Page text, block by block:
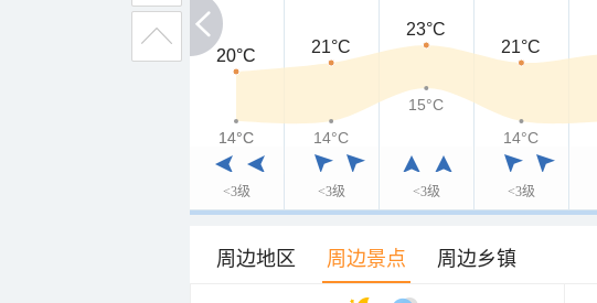
<3级 <3级 <3级 <3级
20°C
20°C 21°C
23°C
21°C
14°C
14°C 14°C
15°C
14°C
周边地区 周边景点 周边乡镇